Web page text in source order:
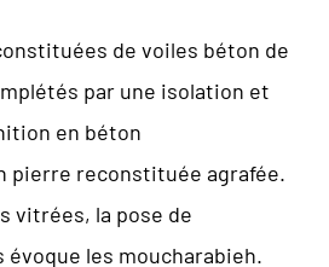
de voiles béton de
par une isolation et
en béton
pierre reconstituée agrafée.
vitrées, la pose de
évoque les moucharabieh.